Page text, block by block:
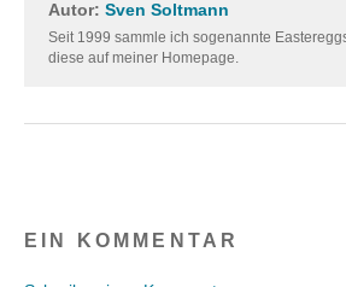
Autor: Sven Soltmann
Seit 1999 sammle ich sogenannte
diese auf meiner Homepage.
EIN KOMMENTAR